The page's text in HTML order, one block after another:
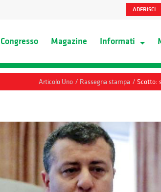
ADERISCI
Congresso Magazine Informati
Articolo Uno / Rassegna stampa / Scotto: